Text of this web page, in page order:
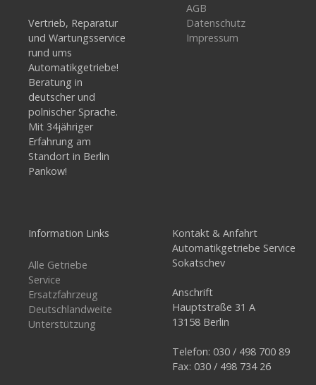
Vertrieb, Reparatur
und Wartungsservice
rund ums
Automatikgetriebe!
Beratung in
deutscher und
polnischer Sprache.
Mit 34jähriger
Erfahrung am
Standort in Berlin
Pankow!
AGB
Datenschutz
Impressum
Information Links
Alle Getriebe
Service
Ersatzfahrzeug
Deutschlandweite
Unterstützung
Kontakt & Anfahrt
Automatikgetriebe Service
Sokatschev
Anschrift
Hauptstraße 31 A
13158 Berlin
Telefon: 030 / 498 700 89
Fax: 030 / 498 734 26